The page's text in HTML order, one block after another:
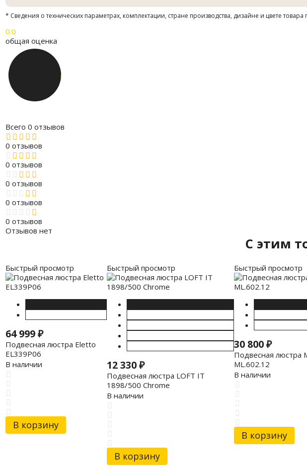
* Сведения о технических параметрах, комплектации, стране производства, дизайне и цвете
0.0
общая оценка
Всего 0 отзывов
0 отзывов
0 отзывов
0 отзывов
0 отзывов
0 отзывов
Отзывов нет
C этим
Быстрый просмотр
64 999₽
Подвесная люстра Eletto
EL339P06
В наличии
В корзину
Быстрый просмотр
12 330₽
Подвесная люстра LOFT IT
1898/500 Chrome
В наличии
В корзину
Быстрый просмотр
30 800₽
Подвесная люстра
ML.602.12
В наличии
В корзину